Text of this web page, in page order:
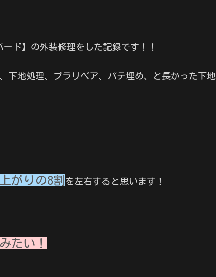
ド】の外装修理をした記録です！！
下地処理、プラリペア、パテ埋め、と長かった下地
がりの8割 を左右すると思います！
たい！